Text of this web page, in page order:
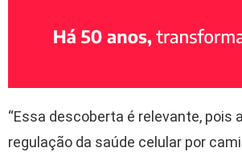
“Essa descoberta é relevante,
regulação da saúde celular por